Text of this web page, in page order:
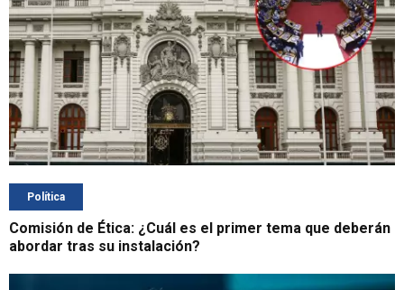
Política
Comisión de Ética: ¿Cuál es el primer tema que deberán
abordar tras su instalación?